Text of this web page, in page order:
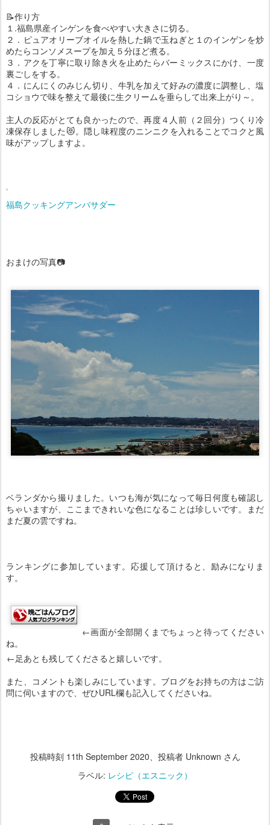
📝作り方
１.福島県産インゲンを食べやすい大きさに切る。
２．ピュアオリーブオイルを熱した鍋で玉ねぎと１のインゲンを炒
めたらコンソメスープを加え５分ほど煮る。
３．アクを丁寧に取り除き火を止めたらバーミックスにかけ、一度
裏ごしをする。
４．にんにくのみじん切り、牛乳を加えて好みの濃度に調整し、塩
コショウで味を整えて最後に生クリームを垂らして出来上がり～。
主人の反応がとても良かったので、再度４人前（２回分）つくり冷
凍保存しました😻。隠し味程度のニンニクを入れることでコクと風
味がアップしますよ。
福島クッキングアンバサダー
おまけの写真📷
ベランダから撮りました。いつも海が気になって毎日何度も確認し
ちゃいますが、ここまできれいな色になることは珍しいです。まだ
まだ夏の雲ですね。
ランキングに参加しています。応援して頂けると、励みになりま
す。
←画面が全部開くまでちょっと待ってください
ね。
←足あとも残してくださると嬉しいです。
また、コメントも楽しみにしています。ブログをお持ちの方はご訪
問に伺いますので、ぜひURL欄も記入してくださいね。
投稿時刻 11th September 2020、投稿者 Unknown さん
ラベル: レシピ（エスニック）